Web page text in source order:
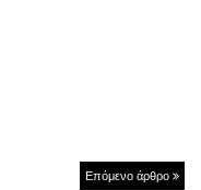
Επόμενο άρθρο